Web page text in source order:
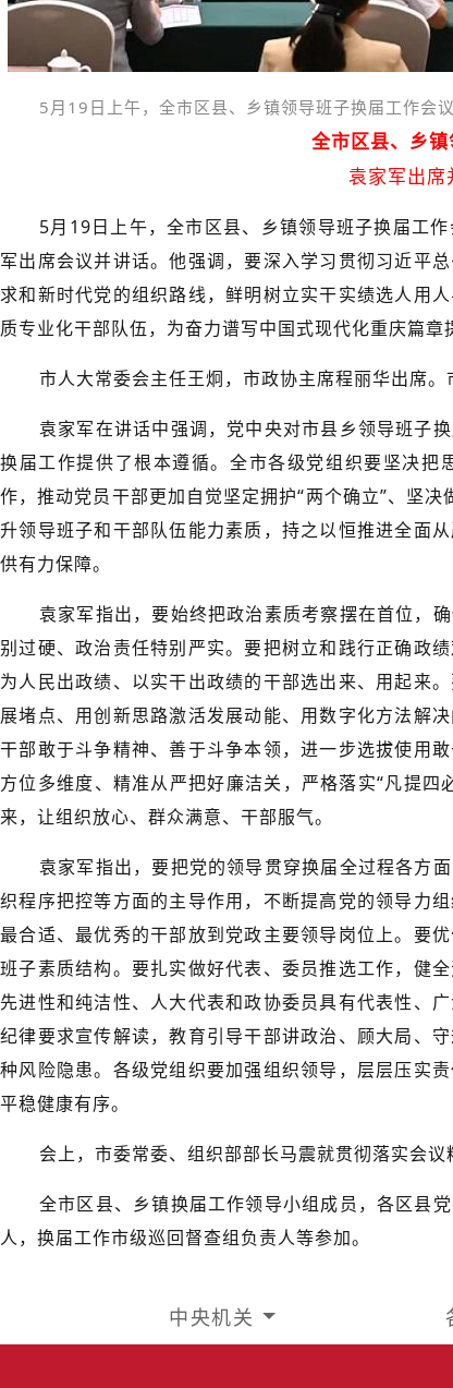
5月19日上午，全市区县、乡镇领导班子换届工作会
全市区县、乡
袁家军出席
5月19日上午，全市区县、乡镇领导班子换届工
军出席会议并讲话。他强调，要深入学习贯彻习近平
求和新时代党的组织路线，鲜明树立实干实绩选人用
质专业化干部队伍，为奋力谱写中国式现代化重庆篇章
市人大常委会主任王炯，市政协主席程丽华出席
袁家军在讲话中强调，党中央对市县乡领导班子
换届工作提供了根本遵循。全市各级党组织要坚决
作，推动党员干部更加自觉坚定拥护“两个确立”、坚
升领导班子和干部队伍能力素质，持之以恒推进全面
供有力保障。
袁家军指出，要始终把政治素质考察摆在首位，
别过硬、政治责任特别严实。要把树立和践行正确政
为人民出政绩、以实干出政绩的干部选出来、用起来
展堵点、用创新思路激活发展动能、用数字化方法解
干部敢于斗争精神、善于斗争本领，进一步选拔使用
方位多维度、精准从严把好廉洁关，严格落实“凡提
来，让组织放心、群众满意、干部服气。
袁家军指出，要把党的领导贯穿换届全过程各方
织程序把控等方面的主导作用，不断提高党的领导力
最合适、最优秀的干部放到党政主要领导岗位上。要
班子素质结构。要扎实做好代表、委员推选工作，健
先进性和纯洁性、人大代表和政协委员具有代表性、
纪律要求宣传解读，教育引导干部讲政治、顾大局、
种风险隐患。各级党组织要加强组织领导，层层压实
平稳健康有序。
会上，市委常委、组织部部长马震就贯彻落实会议
全市区县、乡镇换届工作领导小组成员，各区县
人，换届工作市级巡回督查组负责人等参加。
中央机关